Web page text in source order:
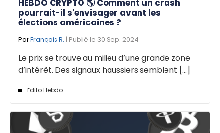
HEBDO CRYPTO 🌎 Comment un crash
pourrait-il s'envisager avant les
élections américaines ?
ParFrançois R. | Publié le 30 Sep. 2024
Le prix se trouve au milieu d’une grande zone
d’intérêt. Des signaux haussiers semblent [...]
Edito Hebdo